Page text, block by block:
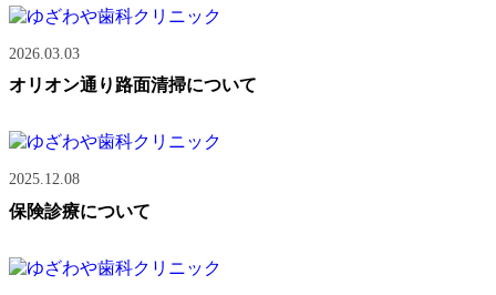
2026.03.03
オリオン通り路面清掃について
2025.12.08
保険診療について